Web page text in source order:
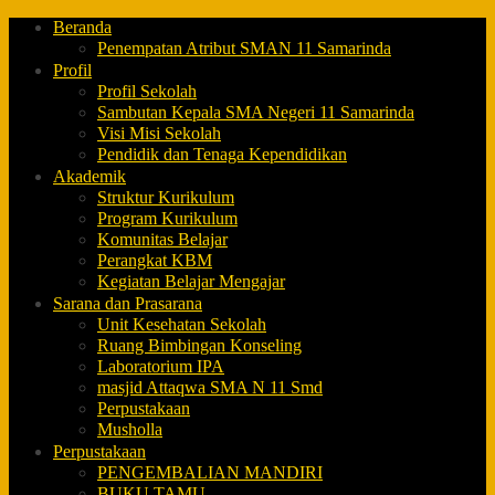
Beranda
Penempatan Atribut SMAN 11 Samarinda
Profil
Profil Sekolah
Sambutan Kepala SMA Negeri 11 Samarinda
Visi Misi Sekolah
Pendidik dan Tenaga Kependidikan
Akademik
Struktur Kurikulum
Program Kurikulum
Komunitas Belajar
Perangkat KBM
Kegiatan Belajar Mengajar
Sarana dan Prasarana
Unit Kesehatan Sekolah
Ruang Bimbingan Konseling
Laboratorium IPA
masjid Attaqwa SMA N 11 Smd
Perpustakaan
Musholla
Perpustakaan
PENGEMBALIAN MANDIRI